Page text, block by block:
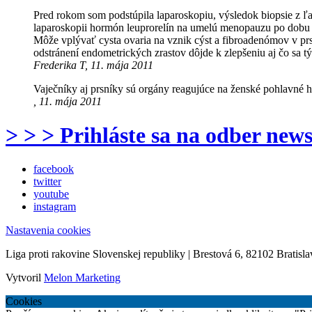
Pred rokom som podstúpila laparoskopiu, výsledok biopsie z
laparoskopii hormón leuprorelín na umelú menopauzu po
Môže vplývať cysta ovaria na vznik cýst a fibroadenómov v
odstránení endometrických zrastov dôjde k zlepšeniu aj čo sa
Frederika T, 11. mája 2011
Vaječníky aj prsníky sú orgány reagujúce na ženské
, 11. mája 2011
> > > Prihláste sa na odber
facebook
twitter
youtube
instagram
Nastavenia cookies
Liga proti rakovine Slovenskej republiky | Brestová 6, 82102
Vytvoril Melon Marketing
Cookies